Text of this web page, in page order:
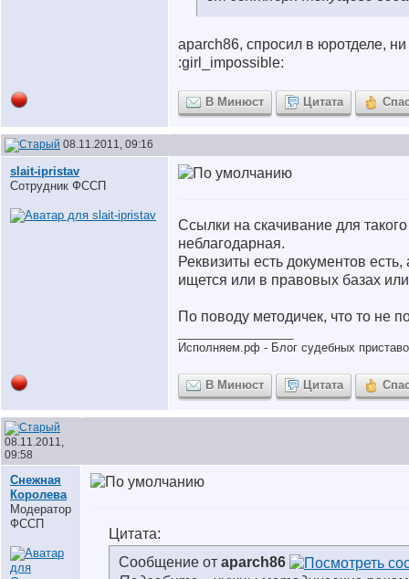
aparch86, спросил в юротделе,
:girl_impossible:
В Минюст Цитата
08.11.2011, 09:16
slait-ipristav
Сотрудник ФССП
Ссылки на скачивание для
неблагодарная.
Реквизиты есть документов есть,
ищется или в правовых базах
По поводу методичек, что то не
Исполняем.рф - Блог судебных
В Минюст Цитата
08.11.2011,
09:58
Снежная
Королева
Модератор
ФССП
Цитата:
Сообщение от aparch86